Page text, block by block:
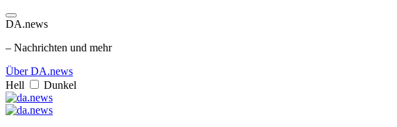
DA.news
– Nachrichten und mehr
Über DA.news
Hell
Dunkel